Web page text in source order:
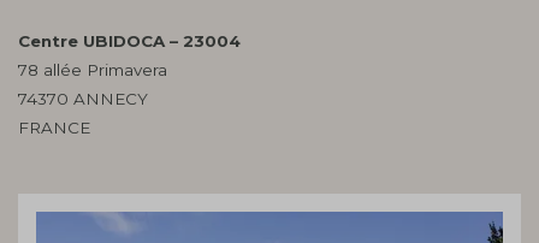
Centre UBIDOCA – 23004
78 allée Primavera
74370 ANNECY
FRANCE